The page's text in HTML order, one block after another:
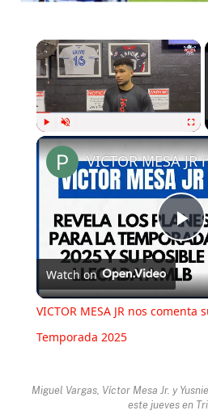
Play Unmute
Watch on
VICTOR MESA JR nos comenta
Temporada 2025
Miguel Vargas, Víctor Mesa Jr. y
este jueves en